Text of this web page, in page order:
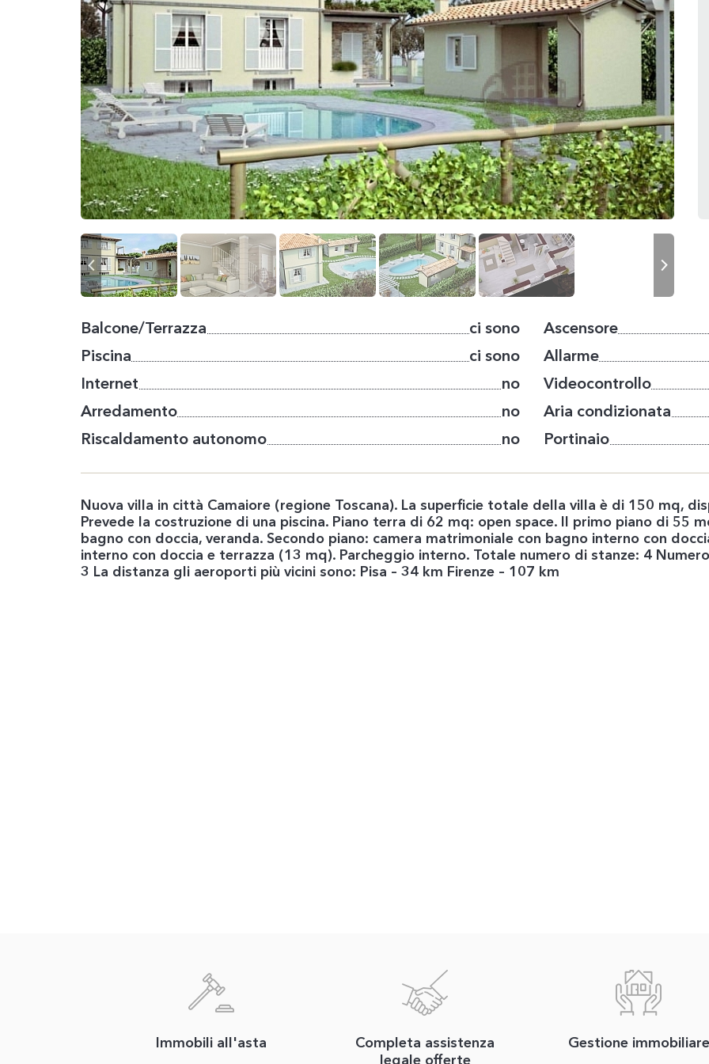
Balcone/Terrazza ci sono
Ascensore
Piscina
ci sono
Allarme
Internet
no
Videocontrollo
Arredamento
no
Aria condizionata
Riscaldamento autonomo
no Portinaio
Nuova villa in città Camaiore (regione Toscana). La superficie totale della villa è di 150 mq,
Prevede la costruzione di una piscina. Piano terra di 62 mq: open space. Il primo piano di 55
bagno con doccia, veranda. Secondo piano: camera matrimoniale con bagno interno con
interno con doccia e terrazza (13 mq). Parcheggio interno. Totale numero di stanze: 4
3 La distanza gli aeroporti più vicini sono: Pisa – 34 km Firenze – 107 km
Immobili all'asta
Completa assistenza
legale offerte
Gestione immobiliare